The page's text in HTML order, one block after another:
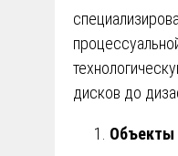
дисков до
Объекты